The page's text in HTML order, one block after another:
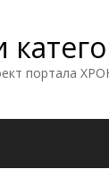
портала